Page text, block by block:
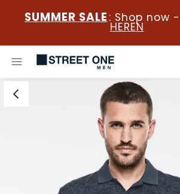
SUMMER SALE : Shop now -
HEREN